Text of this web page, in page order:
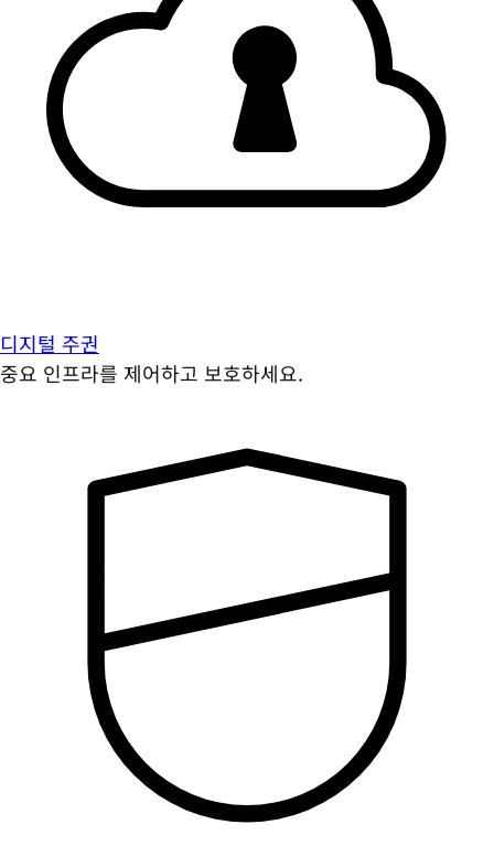
디지털 주권
중요 인프라를 제어하고 보호하세요.